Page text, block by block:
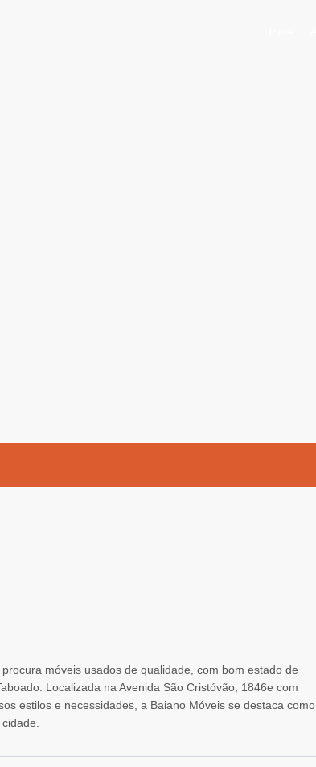
móveis usados de qualidade, com bom estado de
Localizada na Avenida São Cristóvão, 1846e com
estilos e necessidades, a Baiano Móveis se destaca como